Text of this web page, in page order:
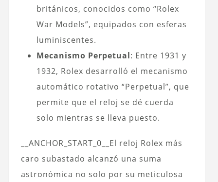
británicos, conocidos como “Rolex
War Models”, equipados con esferas
luminiscentes.
Mecanismo Perpetual: Entre 1931 y
1932, Rolex desarrolló el mecanismo
automático rotativo “Perpetual”, que
permite que el reloj se dé cuerda
solo mientras se lleva puesto.
__ANCHOR_START_0__El reloj Rolex más
caro subastado alcanzó una suma
astronómica no solo por su meticulosa